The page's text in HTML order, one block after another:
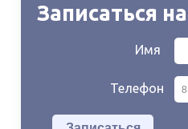
Записаться
Имя
Телефон